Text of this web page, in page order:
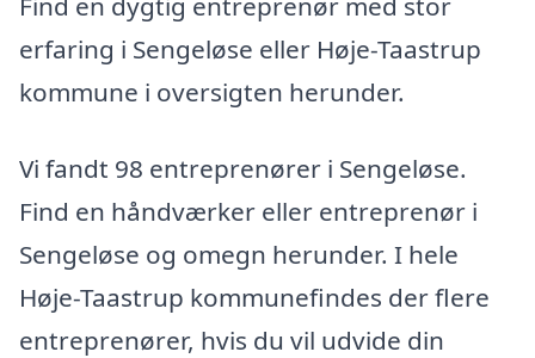
erfaring i Sengeløse eller Høje-Taastrup
kommune i oversigten herunder.
Vi fandt 98 entreprenører i Sengeløse.
Find en håndværker eller entreprenør i
Sengeløse og omegn herunder. I hele
Høje-Taastrup kommunefindes der flere
entreprenører, hvis du vil udvide din